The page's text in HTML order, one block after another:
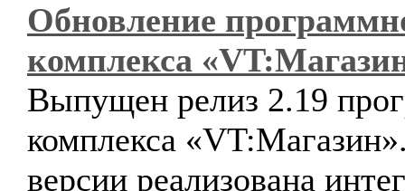
Обновление
комплекса
Выпущен релиз 2.19
комплекса
версии реализована